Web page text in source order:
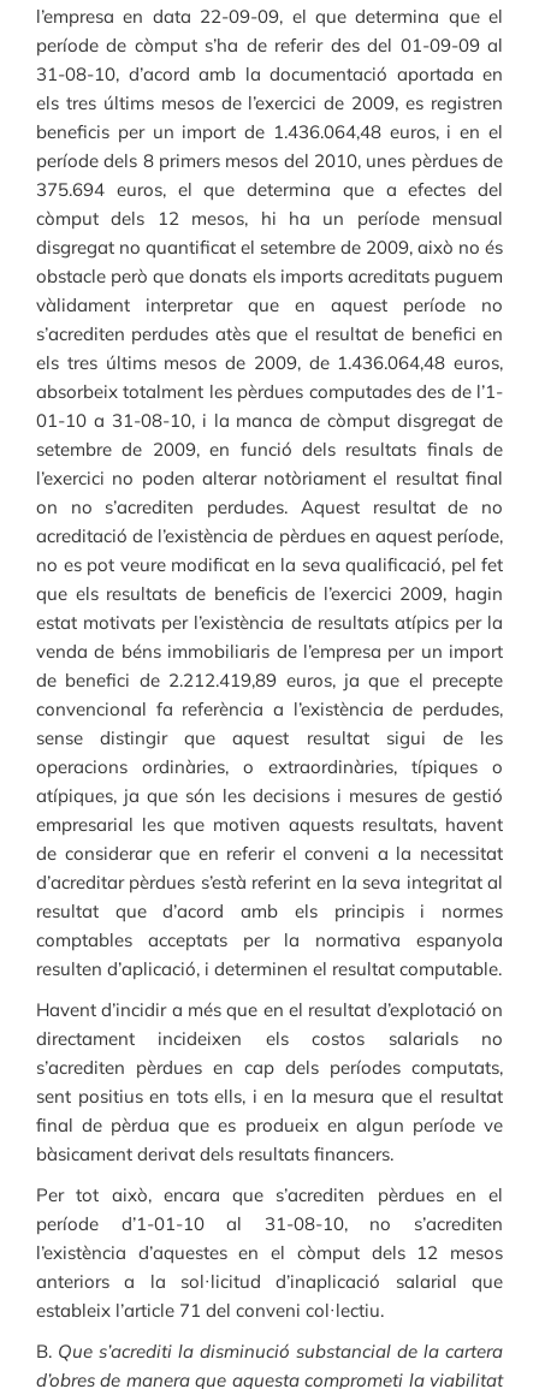
l’empresa en data 22-09-09, el que determina que el
període de còmput s’ha de referir des del 01-09-09 al
31-08-10, d’acord amb la documentació aportada en
els tres últims mesos de l’exercici de 2009, es registren
beneficis per un import de 1.436.064,48 euros, i en el
període dels 8 primers mesos del 2010, unes pèrdues de
375.694 euros, el que determina que a efectes del
còmput dels 12 mesos, hi ha un període mensual
disgregat no quantificat el setembre de 2009, això no és
obstacle però que donats els imports acreditats puguem
vàlidament interpretar que en aquest període no
s’acrediten perdudes atès que el resultat de benefici en
els tres últims mesos de 2009, de 1.436.064,48 euros,
absorbeix totalment les pèrdues computades des de l’1-
01-10 a 31-08-10, i la manca de còmput disgregat de
setembre de 2009, en funció dels resultats finals de
l’exercici no poden alterar notòriament el resultat final
on no s’acrediten perdudes. Aquest resultat de no
acreditació de l’existència de pèrdues en aquest període,
no es pot veure modificat en la seva qualificació, pel fet
que els resultats de beneficis de l’exercici 2009, hagin
estat motivats per l’existència de resultats atípics per la
venda de béns immobiliaris de l’empresa per un import
de benefici de 2.212.419,89 euros, ja que el precepte
convencional fa referència a l’existència de perdudes,
sense distingir que aquest resultat sigui de les
operacions ordinàries, o extraordinàries, típiques o
atípiques, ja que són les decisions i mesures de gestió
empresarial les que motiven aquests resultats, havent
de considerar que en referir el conveni a la necessitat
d’acreditar pèrdues s’està referint en la seva integritat al
resultat que d’acord amb els principis i normes
comptables acceptats per la normativa espanyola
resulten d’aplicació, i determinen el resultat computable.
Havent d’incidir a més que en el resultat d’explotació on
directament incideixen els costos salarials no
s’acrediten pèrdues en cap dels períodes computats,
sent positius en tots ells, i en la mesura que el resultat
final de pèrdua que es produeix en algun període ve
bàsicament derivat dels resultats financers.
Per tot això, encara que s’acrediten pèrdues en el
període d’1-01-10 al 31-08-10, no s’acrediten
l’existència d’aquestes en el còmput dels 12 mesos
anteriors a la sol·licitud d’inaplicació salarial que
estableix l’article 71 del conveni col·lectiu.
B. Que s’acrediti la disminució substancial de la cartera
d’obres de manera que aquesta comprometi la viabilitat